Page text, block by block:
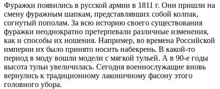
Фуражки появились в русской армии в 1811 г. Они пришли на
смену фуражным шапкам, представлявших собой колпак,
согнутый пополам. За всю историю своего существования
фуражки неоднократно претерпевали различные изменения,
как и способы их ношения. Например, во времена Российской
империи их было принято носить набекрень. В какой-то
период в моду вошли модели с мягкой тульей. А в 90-е годы
высота тульи увеличилась. Сегодня военнослужащие вновь
вернулись к традиционному лаконичному фасону этого
головного убора.